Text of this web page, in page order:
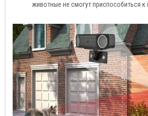
животные не смогут приспособиться к